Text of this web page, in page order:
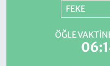
FEKE
ÖĞLE
Nöbetçi Eczaneler
Vefat Edenler
Hakkında
Hendek Haber
Tüm Manşetler
Son Dakika